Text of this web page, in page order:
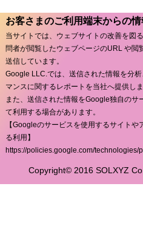
お客さまのご利用端末からの
当サイトでは、ウェブサイトの改善を図
問者が閲覧したウェブページのURL や
送信しています。
Google LLC.では、送信された情報を分
マンスに関するレポートを当社へ提供しま
また、送信された情報をGoogle独自のサ
て利用する場合があります。
【Googleのサービスを使用するサイト
る利用】
https://policies.google.com/technologies/
Copyright© 2016 SOLXYZ